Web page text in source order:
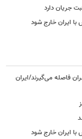
جریان دارد
با ایران خارج شود
فاصله می‌گیرند/ایران
با ایران خارج شود